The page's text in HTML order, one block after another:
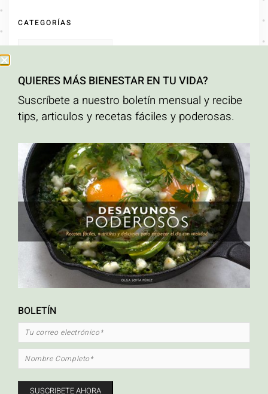
CATEGORÍAS
ARCHIVOS
ETIQUETAS
ahuyama Alto en proteína calabaza asada carrot cake crema hidratante para el
cuerpo hecha en casa Cripetas con caramelo crispetas desayuno Desayunos
altos en proteína Ensaladas libre de gluten natural orgánico Palomitas de maiz
con caramelo palomitas de maíz pastel de zanahoria pescado pescado en
papillote platos vegetarianos quinua recetas mexicanas
saludables recetas saludables con pescado Sin Glúten sopa tacos
tacos de pescado torta de zanahoria verduras zapallo asado
FACEBOOK
INSTAGRAM
MAIL
QUIERES MÁS BIENESTAR EN TU VIDA?
Suscríbete a nuestro boletín mensual y recibe
tips, articulos y recetas fáciles y poderosas.
BOLETÍN